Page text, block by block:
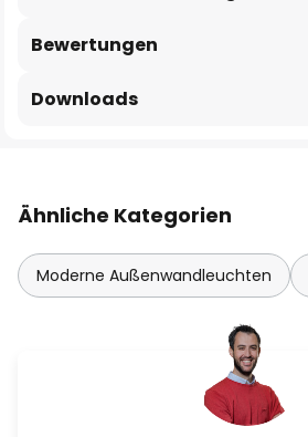
Bewertungen
Downloads
Ähnliche Kategorien
Moderne Außenwandleuchten